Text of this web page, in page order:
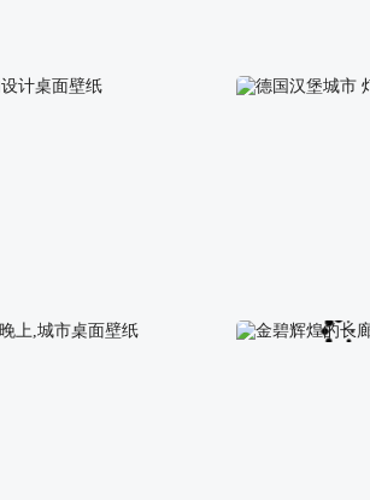
花 森林 高清壁纸 室内 居家 室内
计桌面壁纸 德国汉堡城市